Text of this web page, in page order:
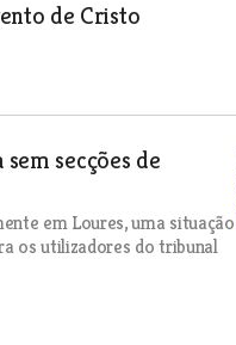
de Cristo
secções de
em Loures, uma situação
os utilizadores do tribunal